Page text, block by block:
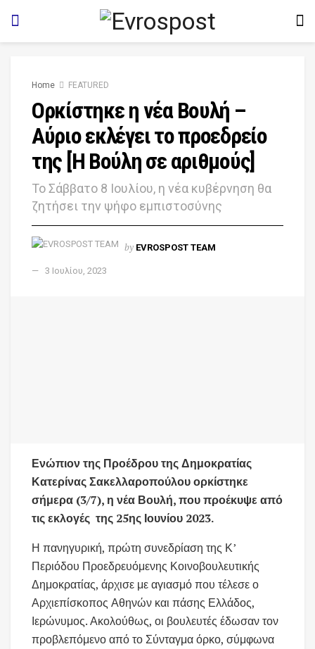
Home FEATURED
Ορκίστηκε η νέα Βουλή –
Αύριο εκλέγει το προεδρείο
της [Η Βούλη σε αριθμούς]
Το Σάββατο 8 Ιουλίου, η νέα κυβέρνηση θα
ζητήσει την ψήφο εμπιστοσύνης
by EVROSPOST TEAM
3 Ιουλίου, 2023
Ενώπιον της Προέδρου της Δημοκρατίας
Κατερίνας Σακελλαροπούλου ορκίστηκε
σήμερα (3/7), η νέα Βουλή, που προέκυψε από
τις εκλογές της 25ης Ιουνίου 2023.
Η πανηγυρική, πρώτη συνεδρίαση της Κ’
Περιόδου Προεδρευόμενης Κοινοβουλευτικής
Δημοκρατίας, άρχισε με αγιασμό που τέλεσε ο
Αρχιεπίσκοπος Αθηνών και πάσης Ελλάδος,
Ιερώνυμος. Ακολούθως, οι βουλευτές έδωσαν τον
προβλεπόμενο από το Σύνταγμα όρκο, σύμφωνα